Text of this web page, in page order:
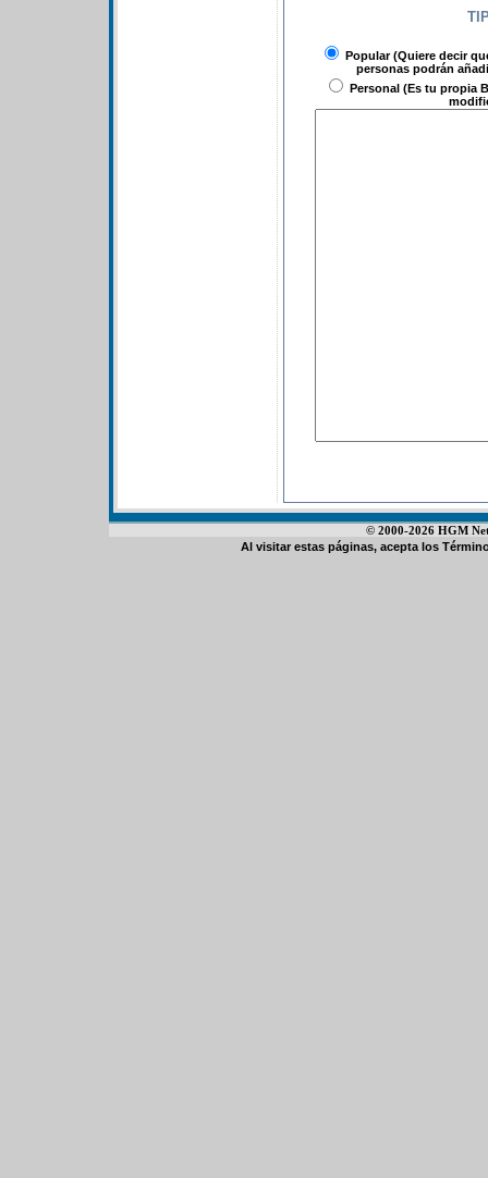
Popular(Quiere decir
personas podrán
Personal (Es tu propia
© 2000-2026 HGM
Al visitar estas páginas, acepta los